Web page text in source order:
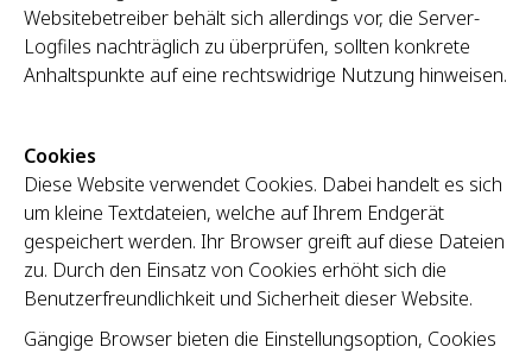
Websitebetreiber behält sich allerdings vor, die Server-
Logfiles nachträglich zu überprüfen, sollten konkrete
Anhaltspunkte auf eine rechtswidrige Nutzung hinweisen.
Cookies
Diese Website verwendet Cookies. Dabei handelt es sich
um kleine Textdateien, welche auf Ihrem Endgerät
gespeichert werden. Ihr Browser greift auf diese Dateien
zu. Durch den Einsatz von Cookies erhöht sich die
Benutzerfreundlichkeit und Sicherheit dieser Website.
Gängige Browser bieten die Einstellungsoption, Cookies